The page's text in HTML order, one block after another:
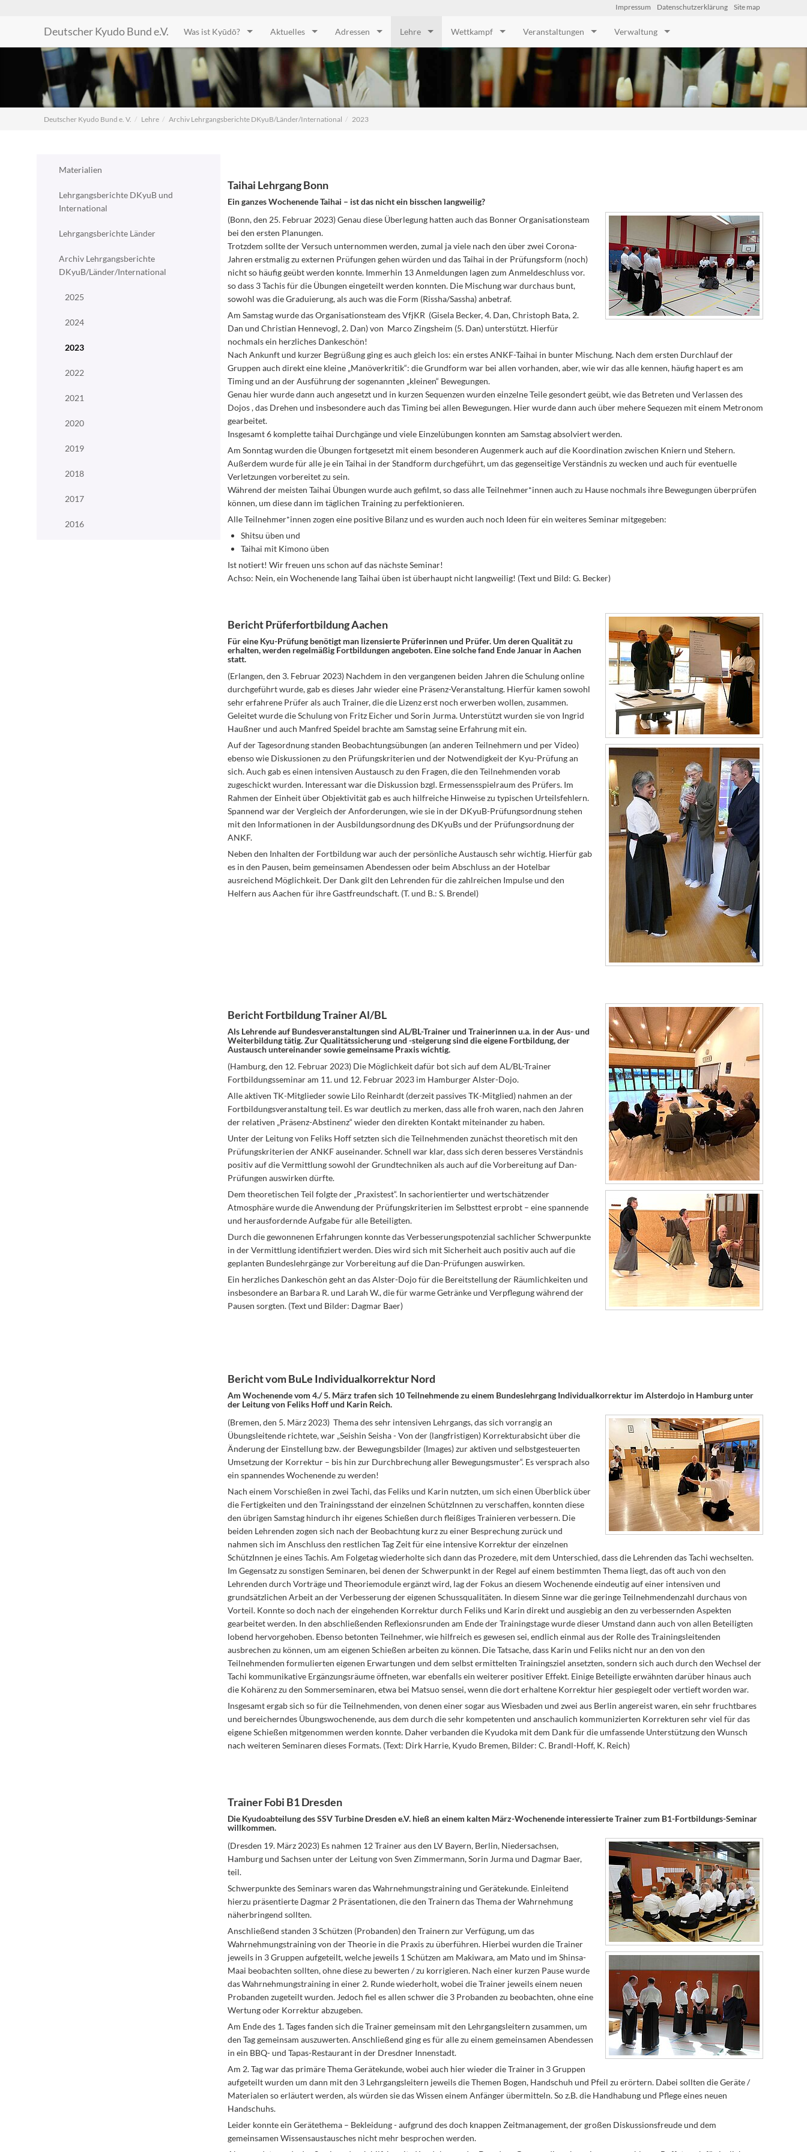
Impressum Datenschutzerklärung Site map
Deutscher Kyudo Bund e.V. Was ist Kyūdō? Aktuelles Adressen Lehre Wettkampf Veranstaltungen Verwaltung
Deutscher Kyudo Bund e. V. Lehre Archiv Lehrgangsberichte DKyuB/Länder/International 2023
Materialien
Lehrgangsberichte DKyuB und
International
Lehrgangsberichte Länder
Archiv Lehrgangsberichte
DKyuB/Länder/International
2025
2024
2023
2022
2021
2020
2019
2018
2017
2016
Taihai Lehrgang Bonn
Ein ganzes Wochenende Taihai – ist das nicht ein bisschen langweilig?
(Bonn, den 25. Februar 2023) Genau diese Überlegung hatten auch das Bonner Organisationsteam
bei den ersten Planungen.
Trotzdem sollte der Versuch unternommen werden, zumal ja viele nach den über zwei Corona-
Jahren erstmalig zu externen Prüfungen gehen würden und das Taihai in der Prüfungsform (noch)
nicht so häufig geübt werden konnte. Immerhin 13 Anmeldungen lagen zum Anmeldeschluss vor.
so dass 3 Tachis für die Übungen eingeteilt werden konnten. Die Mischung war durchaus bunt,
sowohl was die Graduierung, als auch was die Form (Rissha/Sassha) anbetraf.
Am Samstag wurde das Organisationsteam des VfjKR (Gisela Becker, 4. Dan, Christoph Bata, 2.
Dan und Christian Hennevogl, 2. Dan) von Marco Zingsheim (5. Dan) unterstützt. Hierfür
nochmals ein herzliches Dankeschön!
Nach Ankunft und kurzer Begrüßung ging es auch gleich los: ein erstes ANKF-Taihai in bunter Mischung. Nach dem ersten Durchlauf der
Gruppen auch direkt eine kleine „Manöverkritik“: die Grundform war bei allen vorhanden, aber, wie wir das alle kennen, häufig hapert es am
Timing und an der Ausführung der sogenannten „kleinen“ Bewegungen.
Genau hier wurde dann auch angesetzt und in kurzen Sequenzen wurden einzelne Teile gesondert geübt, wie das Betreten und Verlassen des
Dojos , das Drehen und insbesondere auch das Timing bei allen Bewegungen. Hier wurde dann auch über mehere Sequezen mit einem Metronom
gearbeitet.
Insgesamt 6 komplette taihai Durchgänge und viele Einzelübungen konnten am Samstag absolviert werden.
Am Sonntag wurden die Übungen fortgesetzt mit einem besonderen Augenmerk auch auf die Koordination zwischen Kniern und Stehern.
Außerdem wurde für alle je ein Taihai in der Standform durchgeführt, um das gegenseitige Verständnis zu wecken und auch für eventuelle
Verletzungen vorbereitet zu sein.
Während der meisten Taihai Übungen wurde auch gefilmt, so dass alle Teilnehmer*innen auch zu Hause nochmals ihre Bewegungen überprüfen
können, um diese dann im täglichen Training zu perfektionieren.
Alle Teilnehmer*innen zogen eine positive Bilanz und es wurden auch noch Ideen für ein weiteres Seminar mitgegeben:
Shitsu üben und
Taihai mit Kimono üben
Ist notiert! Wir freuen uns schon auf das nächste Seminar!
Achso: Nein, ein Wochenende lang Taihai üben ist überhaupt nicht langweilig! (Text und Bild: G. Becker)
Bericht Prüferfortbildung Aachen
Für eine Kyu-Prüfung benötigt man lizensierte Prüferinnen und Prüfer. Um deren Qualität zu
erhalten, werden regelmäßig Fortbildungen angeboten. Eine solche fand Ende Januar in Aachen
statt.
(Erlangen, den 3. Februar 2023) Nachdem in den vergangenen beiden Jahren die Schulung online
durchgeführt wurde, gab es dieses Jahr wieder eine Präsenz-Veranstaltung. Hierfür kamen sowohl
sehr erfahrene Prüfer als auch Trainer, die die Lizenz erst noch erwerben wollen, zusammen.
Geleitet wurde die Schulung von Fritz Eicher und Sorin Jurma. Unterstützt wurden sie von Ingrid
Haußner und auch Manfred Speidel brachte am Samstag seine Erfahrung mit ein.
Auf der Tagesordnung standen Beobachtungsübungen (an anderen Teilnehmern und per Video)
ebenso wie Diskussionen zu den Prüfungskriterien und der Notwendigkeit der Kyu-Prüfung an
sich. Auch gab es einen intensiven Austausch zu den Fragen, die den Teilnehmenden vorab
zugeschickt wurden. Interessant war die Diskussion bzgl. Ermessensspielraum des Prüfers. Im
Rahmen der Einheit über Objektivität gab es auch hilfreiche Hinweise zu typischen Urteilsfehlern.
Spannend war der Vergleich der Anforderungen, wie sie in der DKyuB-Prüfungsordnung stehen
mit den Informationen in der Ausbildungsordnung des DKyuBs und der Prüfungsordnung der
ANKF.
Neben den Inhalten der Fortbildung war auch der persönliche Austausch sehr wichtig. Hierfür gab
es in den Pausen, beim gemeinsamen Abendessen oder beim Abschluss an der Hotelbar
ausreichend Möglichkeit. Der Dank gilt den Lehrenden für die zahlreichen Impulse und den
Helfern aus Aachen für ihre Gastfreundschaft. (T. und B.: S. Brendel)
Bericht Fortbildung Trainer Al/BL
Als Lehrende auf Bundesveranstaltungen sind AL/BL-Trainer und Trainerinnen u.a. in der Aus- und
Weiterbildung tätig. Zur Qualitätssicherung und -steigerung sind die eigene Fortbildung, der
Austausch untereinander sowie gemeinsame Praxis wichtig.
(Hamburg, den 12. Februar 2023) Die Möglichkeit dafür bot sich auf dem AL/BL-Trainer
Fortbildungsseminar am 11. und 12. Februar 2023 im Hamburger Alster-Dojo.
Alle aktiven TK-Mitglieder sowie Lilo Reinhardt (derzeit passives TK-Mitglied) nahmen an der
Fortbildungsveranstaltung teil. Es war deutlich zu merken, dass alle froh waren, nach den Jahren
der relativen „Präsenz-Abstinenz“ wieder den direkten Kontakt miteinander zu haben.
Unter der Leitung von Feliks Hoff setzten sich die Teilnehmenden zunächst theoretisch mit den
Prüfungskriterien der ANKF auseinander. Schnell war klar, dass sich deren besseres Verständnis
positiv auf die Vermittlung sowohl der Grundtechniken als auch auf die Vorbereitung auf Dan-
Prüfungen auswirken dürfte.
Dem theoretischen Teil folgte der „Praxistest“. In sachorientierter und wertschätzender
Atmosphäre wurde die Anwendung der Prüfungskriterien im Selbsttest erprobt – eine spannende
und herausfordernde Aufgabe für alle Beteiligten.
Durch die gewonnenen Erfahrungen konnte das Verbesserungspotenzial sachlicher Schwerpunkte
in der Vermittlung identifiziert werden. Dies wird sich mit Sicherheit auch positiv auch auf die
geplanten Bundeslehrgänge zur Vorbereitung auf die Dan-Prüfungen auswirken.
Ein herzliches Dankeschön geht an das Alster-Dojo für die Bereitstellung der Räumlichkeiten und
insbesondere an Barbara R. und Larah W., die für warme Getränke und Verpflegung während der
Pausen sorgten. (Text und Bilder: Dagmar Baer)
Bericht vom BuLe Individualkorrektur Nord
Am Wochenende vom 4./ 5. März trafen sich 10 Teilnehmende zu einem Bundeslehrgang Individualkorrektur im Alsterdojo in Hamburg unter
der Leitung von Feliks Hoff und Karin Reich.
(Bremen, den 5. März 2023) Thema des sehr intensiven Lehrgangs, das sich vorrangig an
Übungsleitende richtete, war „Seishin Seisha - Von der (langfristigen) Korrekturabsicht über die
Änderung der Einstellung bzw. der Bewegungsbilder (Images) zur aktiven und selbstgesteuerten
Umsetzung der Korrektur – bis hin zur Durchbrechung aller Bewegungsmuster“. Es versprach also
ein spannendes Wochenende zu werden!
Nach einem Vorschießen in zwei Tachi, das Feliks und Karin nutzten, um sich einen Überblick über
die Fertigkeiten und den Trainingsstand der einzelnen SchützInnen zu verschaffen, konnten diese
den übrigen Samstag hindurch ihr eigenes Schießen durch fleißiges Trainieren verbessern. Die
beiden Lehrenden zogen sich nach der Beobachtung kurz zu einer Besprechung zurück und
nahmen sich im Anschluss den restlichen Tag Zeit für eine intensive Korrektur der einzelnen
SchützInnen je eines Tachis. Am Folgetag wiederholte sich dann das Prozedere, mit dem Unterschied, dass die Lehrenden das Tachi wechselten.
Im Gegensatz zu sonstigen Seminaren, bei denen der Schwerpunkt in der Regel auf einem bestimmten Thema liegt, das oft auch von den
Lehrenden durch Vorträge und Theoriemodule ergänzt wird, lag der Fokus an diesem Wochenende eindeutig auf einer intensiven und
grundsätzlichen Arbeit an der Verbesserung der eigenen Schussqualitäten. In diesem Sinne war die geringe Teilnehmendenzahl durchaus von
Vorteil. Konnte so doch nach der eingehenden Korrektur durch Feliks und Karin direkt und ausgiebig an den zu verbessernden Aspekten
gearbeitet werden. In den abschließenden Reflexionsrunden am Ende der Trainingstage wurde dieser Umstand dann auch von allen Beteiligten
lobend hervorgehoben. Ebenso betonten Teilnehmer, wie hilfreich es gewesen sei, endlich einmal aus der Rolle des Trainingsleitenden
ausbrechen zu können, um am eigenen Schießen arbeiten zu können. Die Tatsache, dass Karin und Feliks nicht nur an den von den
Teilnehmenden formulierten eigenen Erwartungen und dem selbst ermittelten Trainingsziel ansetzten, sondern sich auch durch den Wechsel der
Tachi kommunikative Ergänzungsräume öffneten, war ebenfalls ein weiterer positiver Effekt. Einige Beteiligte erwähnten darüber hinaus auch
die Kohärenz zu den Sommerseminaren, etwa bei Matsuo sensei, wenn die dort erhaltene Korrektur hier gespiegelt oder vertieft worden war.
Insgesamt ergab sich so für die Teilnehmenden, von denen einer sogar aus Wiesbaden und zwei aus Berlin angereist waren, ein sehr fruchtbares
und bereicherndes Übungswochenende, aus dem durch die sehr kompetenten und anschaulich kommunizierten Korrekturen sehr viel für das
eigene Schießen mitgenommen werden konnte. Daher verbanden die Kyudoka mit dem Dank für die umfassende Unterstützung den Wunsch
nach weiteren Seminaren dieses Formats. (Text: Dirk Harrie, Kyudo Bremen, Bilder: C. Brandl-Hoff, K. Reich)
Trainer Fobi B1 Dresden
Die Kyudoabteilung des SSV Turbine Dresden e.V. hieß an einem kalten März-Wochenende interessierte Trainer zum B1-Fortbildungs-Seminar
willkommen.
(Dresden 19. März 2023) Es nahmen 12 Trainer aus den LV Bayern, Berlin, Niedersachsen,
Hamburg und Sachsen unter der Leitung von Sven Zimmermann, Sorin Jurma und Dagmar Baer,
teil.
Schwerpunkte des Seminars waren das Wahrnehmungstraining und Gerätekunde. Einleitend
hierzu präsentierte Dagmar 2 Präsentationen, die den Trainern das Thema der Wahrnehmung
näherbringend sollten.
Anschließend standen 3 Schützen (Probanden) den Trainern zur Verfügung, um das
Wahrnehmungstraining von der Theorie in die Praxis zu überführen. Hierbei wurden die Trainer
jeweils in 3 Gruppen aufgeteilt, welche jeweils 1 Schützen am Makiwara, am Mato und im Shinsa-
Maai beobachten sollten, ohne diese zu bewerten / zu korrigieren. Nach einer kurzen Pause wurde
das Wahrnehmungstraining in einer 2. Runde wiederholt, wobei die Trainer jeweils einem neuen
Probanden zugeteilt wurden. Jedoch fiel es allen schwer die 3 Probanden zu beobachten, ohne eine
Wertung oder Korrektur abzugeben.
Am Ende des 1. Tages fanden sich die Trainer gemeinsam mit den Lehrgangsleitern zusammen, um
den Tag gemeinsam auszuwerten. Anschließend ging es für alle zu einem gemeinsamen Abendessen
in ein BBQ- und Tapas-Restaurant in der Dresdner Innenstadt.
Am 2. Tag war das primäre Thema Gerätekunde, wobei auch hier wieder die Trainer in 3 Gruppen
aufgeteilt wurden um dann mit den 3 Lehrgangsleitern jeweils die Themen Bogen, Handschuh und Pfeil zu erörtern. Dabei sollten die Geräte /
Materialen so erläutert werden, als würden sie das Wissen einem Anfänger übermitteln. So z.B. die Handhabung und Pflege eines neuen
Handschuhs.
Leider konnte ein Gerätethema – Bekleidung - aufgrund des doch knappen Zeitmanagement, der großen Diskussionsfreude und dem
gemeinsamen Wissensaustausches nicht mehr besprochen werden.